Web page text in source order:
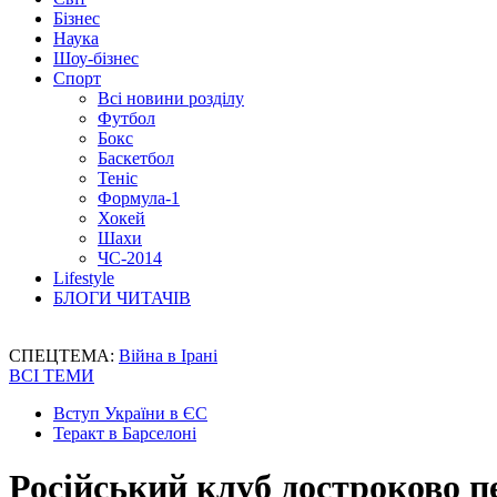
Бізнес
Наука
Шоу-бізнес
Спорт
Всі новини розділу
Футбол
Бокс
Баскетбол
Теніс
Формула-1
Хокей
Шахи
ЧС-2014
Lifestyle
БЛОГИ ЧИТАЧІВ
СПЕЦТЕМА: Війна в Ірані
ВСІ ТЕМИ
Вступ України в ЄС
Теракт в Барселоні
Російський клуб достроково